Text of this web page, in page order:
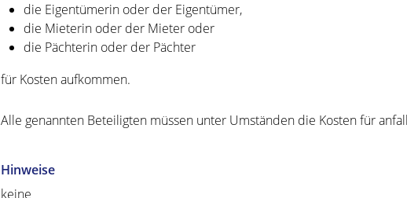
die Eigentümerin oder der Eigentümer,
die Mieterin oder der Mieter oder
die Pächterin oder der Pächter
für Kosten aufkommen.
Alle genannten Beteiligten müssen unter Umständen die Kosten für
Hinweise
keine